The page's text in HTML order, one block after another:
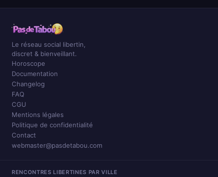
Le réseau social libertin,
discret & bienveillant.
Horoscope
Documentation
Changelog
FAQ
CGU
Mentions légales
Politique de confidentialité
Contact
webmaster@pasdetabou.com
RENCONTRES LIBERTINES PAR VILLE